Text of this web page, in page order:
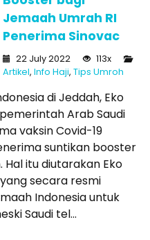
Jemaah Umrah RI
Penerima Sinovac
22 July 2022
113x
Artikel, Info Haji, Tips Umroh
di Jeddah, Eko
Arab Saudi
vaksin Covid-19
suntikan booster
itu diutarakan Eko
secara resmi
Indonesia untuk
Saudi tel...